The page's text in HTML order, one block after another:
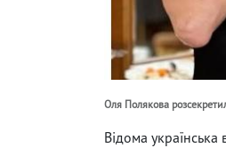
Оля Полякова
Відома